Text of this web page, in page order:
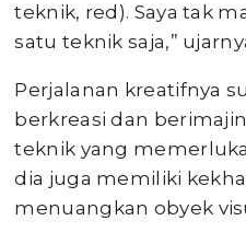
teknik, red). Saya tak
satu teknik saja,”
Perjalanan kreatifnya
berkreasi dan
teknik yang
dia juga memiliki
menuangkan obyek